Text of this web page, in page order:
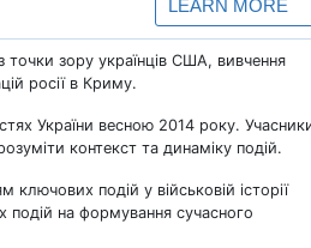
точки зору українців США, вивчення
росії в Криму.
України весною 2014 року.
контекст та динаміку подій.
подій у військовій історії
подій на формування сучасного